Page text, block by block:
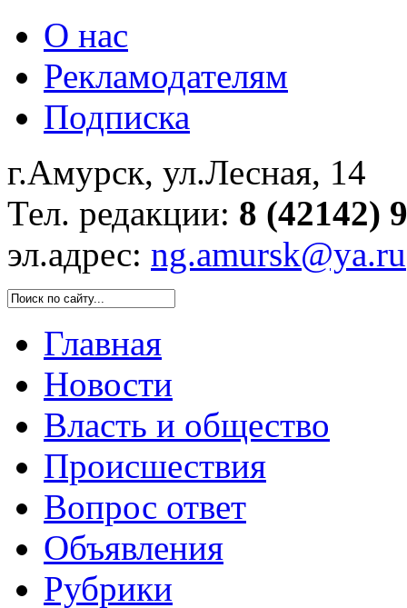
О нас
Рекламодателям
Подписка
г.Амурск, ул.Лесная, 14
Тел. редакции: 8 (42142)
эл.адрес: ng.amursk@ya.ru
Главная
Новости
Власть и общество
Происшествия
Вопрос ответ
Объявления
Рубрики